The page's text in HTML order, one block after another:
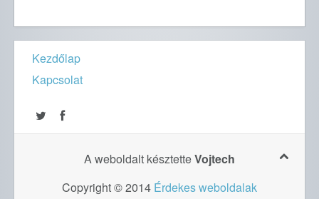
Kezdőlap
Kapcsolat
A weboldalt késztetteVojtech
Copyright © 2014 Érdekes weboldalak